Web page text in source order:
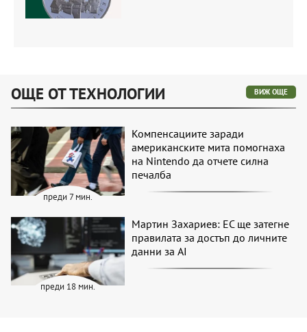
ОЩЕ ОТ ТЕХНОЛОГИИ ВИЖ ОЩЕ
преди 7 мин.
Компенсациите заради
американските мита помогнаха
на Nintendo да отчете силна
печалба
преди 18 мин.
Мартин Захариев: ЕС ще затегне
правилата за достъп до личните
данни за AI